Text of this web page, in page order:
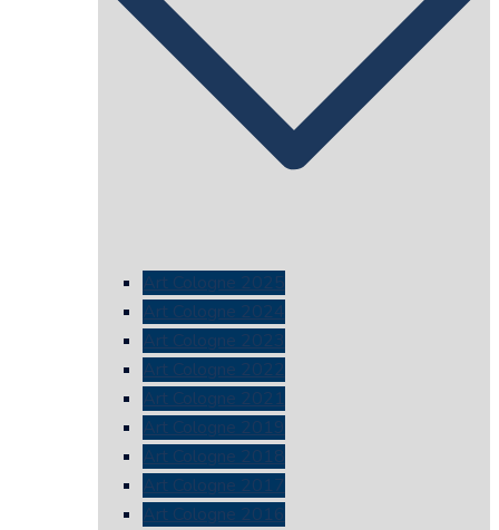
Art Cologne 2025
Art Cologne 2024
Art Cologne 2023
Art Cologne 2022
Art Cologne 2021
Art Cologne 2019
Art Cologne 2018
Art Cologne 2017
Art Cologne 2016